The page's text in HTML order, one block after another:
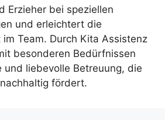
Erzieher bei speziellen
und erleichtert die
Team. Durch Kita Assistenz
besonderen Bedürfnissen
und liebevolle Betreuung, die
fördert.